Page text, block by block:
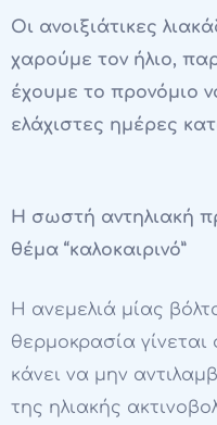
Οι ανοιξιάτικες
χαρούμε τον ήλιο,
έχουμε το προνόμιο
ελάχιστες ημέρες
Η σωστή αντηλιακή
θέμα “καλοκαιρινό”
Η ανεμελιά μίας
θερμοκρασία γίνεται
κάνει να μην
της ηλιακής